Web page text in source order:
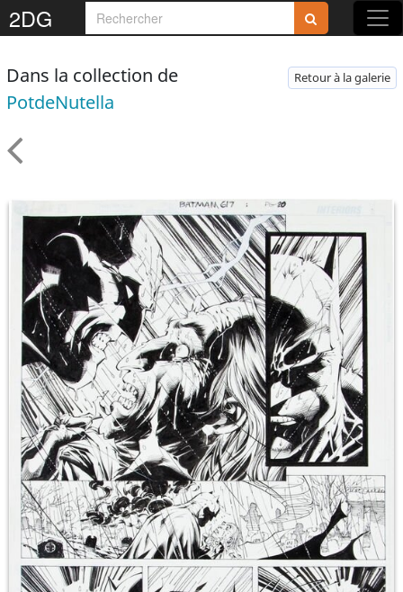
2DG
Dans la collection de
PotdeNutella
Retour à la galerie